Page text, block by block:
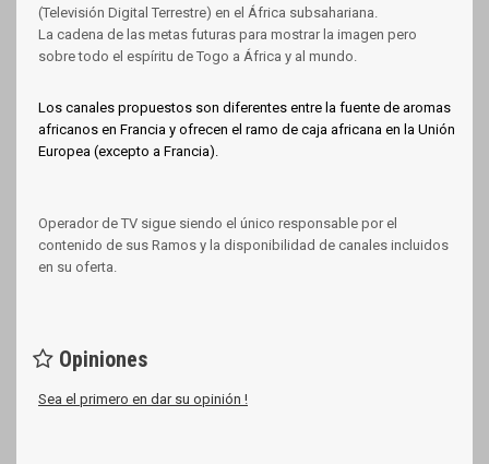
(Televisión Digital Terrestre) en el África subsahariana.
La cadena de las metas futuras para mostrar la imagen pero
sobre todo el espíritu de Togo a África y al mundo.
Los canales propuestos son diferentes entre la fuente de aromas
africanos en Francia y ofrecen el ramo de caja africana en la Unión
Europea (excepto a Francia).
Operador de TV sigue siendo el único responsable por el
contenido de sus Ramos y la disponibilidad de canales incluidos
en su oferta.
Opiniones
Sea el primero en dar su opinión !